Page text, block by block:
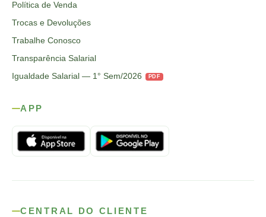
Política de Venda
Trocas e Devoluções
Trabalhe Conosco
Transparência Salarial
Igualdade Salarial — 1° Sem/2026
PDF
APP
CENTRAL DO CLIENTE